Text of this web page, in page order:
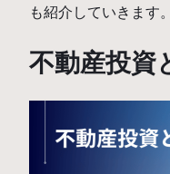
も紹介していきます。
不動産投資